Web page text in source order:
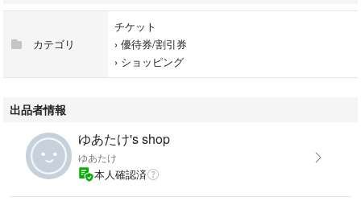
カテゴリ
チケット
› 優待券/割引券
› ショッピング
出品者情報
ゆあたけ's shop
ゆあたけ
本人確認済